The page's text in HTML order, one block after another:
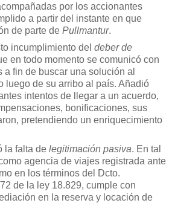
por los accionantes
a partir del instante en que
de parte de Pullmantur.
incumplimiento del deber de
en todo momento se comunicó con
a fin de buscar una solución al
luego de su arribo al país. Añadió
intentos de llegar a un acuerdo,
bonificaciones, sus
pretendiendo un enriquecimiento
la falta de legitimación pasiva. En tal
agencia de viajes registrada ante
en los términos del Dcto.
de la ley 18.829, cumple con
en la reserva y locación de